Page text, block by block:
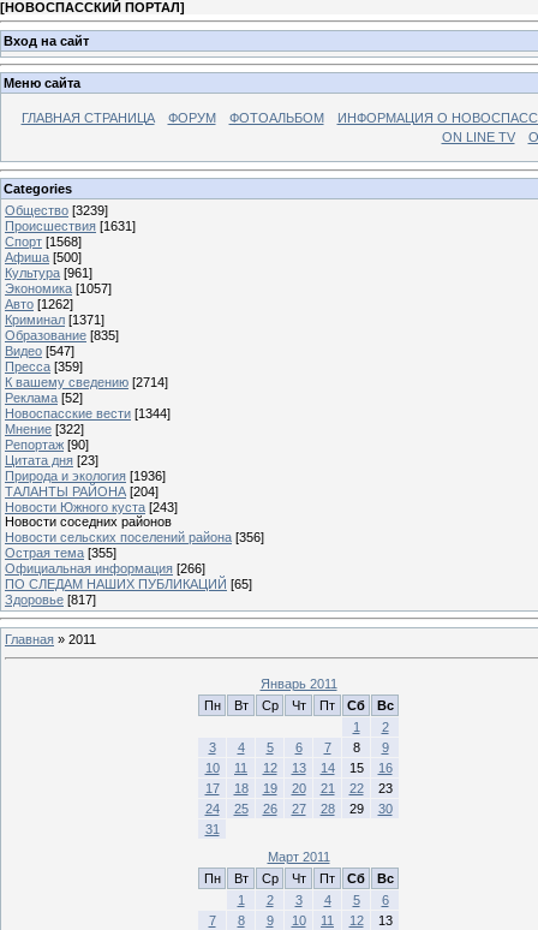
[НОВОСПАССКИЙ ПОРТАЛ]
Вход на сайт
Меню сайта
ГЛАВНАЯ СТРАНИЦА ФОРУМ ФОТОАЛЬБОМ
ИНФОРМАЦИЯ О
ON LINE TV
Categories
Общество [3239]
Происшествия [1631]
Спорт [1568]
Афиша [500]
Культура [961]
Экономика [1057]
Авто [1262]
Криминал [1371]
Образование [835]
Видео [547]
Пресса [359]
К вашему сведению [2714]
Реклама [52]
Новоспасские вести [1344]
Мнение [322]
Репортаж [90]
Цитата дня [23]
Природа и экология [1936]
ТАЛАНТЫ РАЙОНА [204]
Новости Южного куста [243]
Новости соседних районов
Новости сельских поселений района [356]
Острая тема [355]
Официальная информация [266]
ПО СЛЕДАМ НАШИХ ПУБЛИКАЦИЙ [65]
Здоровье [817]
Главная » 2011
Январь 2011
Пн
Вт Ср Чт Пт Сб
Вс
1
2
3
4 5 6 7 8
9
10
11 12 13 14 15
16
17
18 19 20 21 22
23
24
25 26 27 28 29
30
31
Март 2011
Пн
Вт Ср Чт Пт Сб
Вс
1
2 3 4 5
6
7
8 9 10 11 12
13